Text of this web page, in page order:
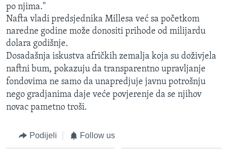
po njima."
Nafta vladi predsjednika Millesa već sa početkom
naredne godine može donositi prihode od milijardu
dolara godišnje.
Dosadašnja iskustva afričkih zemalja koja su doživjela
naftni bum, pokazuju da transparentno upravljanje
fondovima ne samo da unapredjuje javnu potrošnju
nego gradjanima daje veće povjerenje da se njihov
novac pametno troši.
Podijeli Follow us